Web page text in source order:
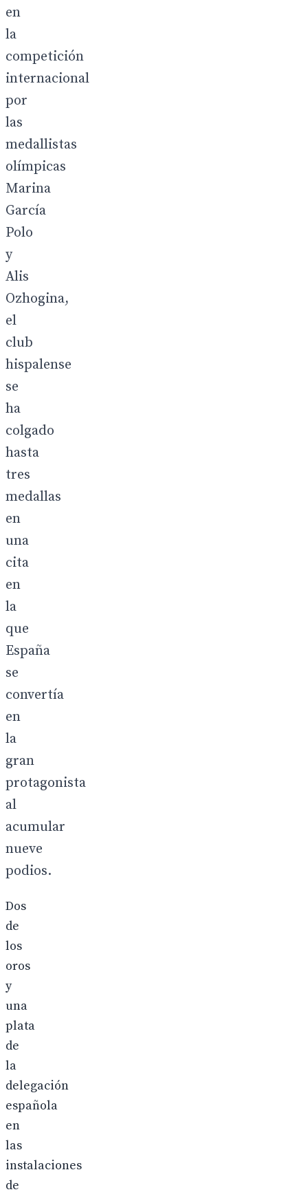
en
la
competición
internacional
por
las
medallistas
olímpicas
Marina
García
Polo
y
Alis
Ozhogina,
el
club
hispalense
se
ha
colgado
hasta
tres
medallas
en
una
cita
en
la
que
España
se
convertía
en
la
gran
protagonista
al
acumular
nueve
podios.
Dos
de
los
oros
y
una
plata
de
la
delegación
española
en
las
instalaciones
de